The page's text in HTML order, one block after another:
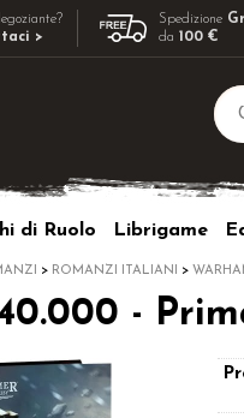
>
Spedizione
da100 €
di Ruolo Librigame
ROMANZI ITALIANI
-